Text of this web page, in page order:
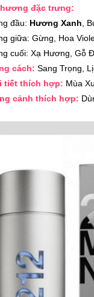
đặc trưng:
đầu: Hương Xanh ,
giữa: Gừng, Hoa
cuối: Xạ Hương, Gỗ
cách: Sang Trọng,
tiết thích hợp: Mùa
cảnh thích hợp: